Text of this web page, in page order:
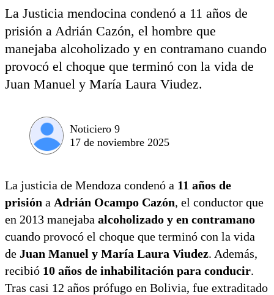
La Justicia mendocina condenó a 11 años de
prisión a Adrián Cazón, el hombre que
manejaba alcoholizado y en contramano cuando
provocó el choque que terminó con la vida de
Juan Manuel y María Laura Viudez.
Noticiero 9
17 de noviembre 2025
La justicia de Mendoza condenó a 11 años de
prisión a Adrián Ocampo Cazón, el conductor que
en 2013 manejaba alcoholizado y en contramano
cuando provocó el choque que terminó con la vida
de Juan Manuel y María Laura Viudez. Además,
recibió 10 años de inhabilitación para conducir.
Tras casi 12 años prófugo en Bolivia, fue extraditado